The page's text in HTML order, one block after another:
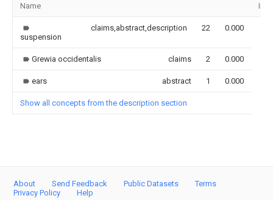
Name
suspension
claims,abstract,description 22 0.000
Grewia occidentalis claims 2 0.000
ears abstract 1 0.000
Show all concepts from the description section
About Send Feedback Public Datasets
Terms
Privacy Policy
Help